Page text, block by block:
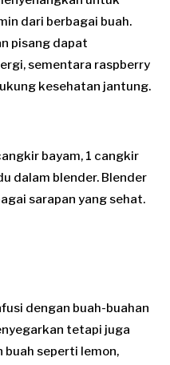
dari berbagai buah.
pisang dapat
sementara raspberry
kesehatan jantung.
bayam, 1 cangkir
dalam blender. Blender
sarapan yang sehat.
dengan buah-buahan
tetapi juga
buah seperti lemon,